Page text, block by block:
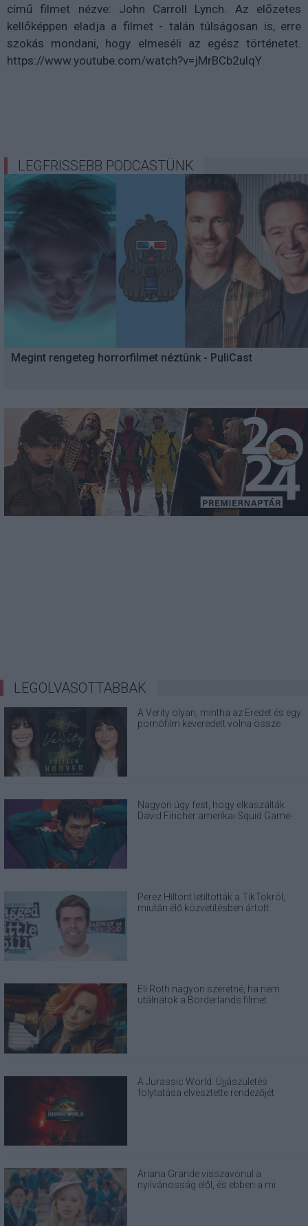
című filmet nézve: John Carroll Lynch. Az előzetes
kellőképpen eladja a filmet - talán túlságosan is, erre
szokás mondani, hogy elmeséli az egész történetet.
https://www.youtube.com/watch?v=jMrBCb2ulqY
LEGFRISSEBB PODCASTÜNK
Megint rengeteg horrorfilmet néztünk - PuliCast
LEGOLVASOTTABBAK
A Verity olyan, mintha az Eredet és egy
pornófilm keveredett volna össze
Nagyon úgy fest, hogy elkaszálták
David Fincher amerikai Squid Game-
Perez Hiltont letiltották a TikTokról,
miután élő közvetítésben ártott
Eli Roth nagyon szeretné, ha nem
utálnátok a Borderlands filmet
A Jurassic World: Újjászületés
folytatása elvesztette rendezőjét
Ariana Grande visszavonul a
nyilvánosság elől, és ebben a mi